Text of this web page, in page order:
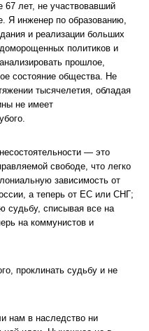
лет, не участвовавший
Я инженер по образованию,
и реализации больших
политиков и
прошлое,
состояние общества. Не
тысячелетия, обладая
не имеет
— это
свободе, что легко
зависимость от
а теперь от ЕС или СНГ;
судьбу, списывая все на
на коммунистов и
проклинать судьбу и не
нам в наследство ни